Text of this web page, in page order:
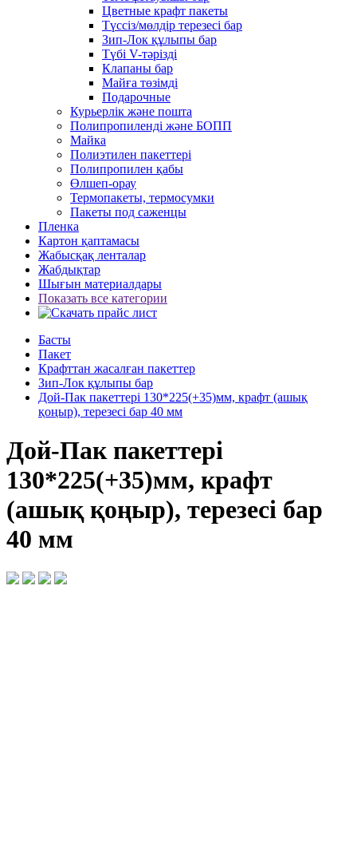
Цветные крафт пакеты
Түссіз/мөлдір терезесі бар
Зип-Лок құлыпы бар
Түбі V-тәрізді
Клапаны бар
Майға төзімді
Подарочные
Курьерлік және пошта
Полипропиленді және БОПП
Майка
Полиэтилен пакеттері
Полипропилен қабы
Өлшеп-орау
Термопакеты, термосумки
Пакеты под саженцы
Пленка
Картон қаптамасы
Жабысқақ ленталар
Жабдықтар
Шығын материалдары
Показать все категории
Басты
Пакет
Крафттан жасалған пакеттер
Зип-Лок құлыпы бар
Дой-Пак пакеттері 130*225(+35)мм, крафт (ашық
қоңыр), терезесі бар 40 мм
Дой-Пак пакеттері
130*225(+35)мм, крафт
(ашық қоңыр), терезесі бар
40 мм